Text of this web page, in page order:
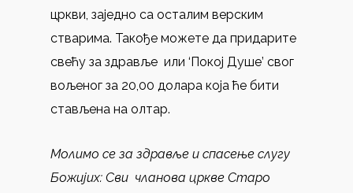
цркви, заједно са осталим верским
стварима. Такође можете дa придарите
свећу за здравље или ‘Покој Душе’ свог
вољеног за 20,00 долара која ће бити
стављенa на олтар.
Молимо се за здравље и спасење слугу
Божијих: Сви чланова цркве Старо